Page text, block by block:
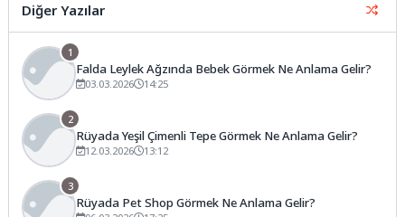
Diğer Yazılar
1
Falda Leylek Ağzında Bebek Görmek Ne Anlama Gelir?
03.03.2026 14:25
2
Rüyada Yeşil Çimenli Tepe Görmek Ne Anlama Gelir?
12.03.2026 13:12
3
Rüyada Pet Shop Görmek Ne Anlama Gelir?